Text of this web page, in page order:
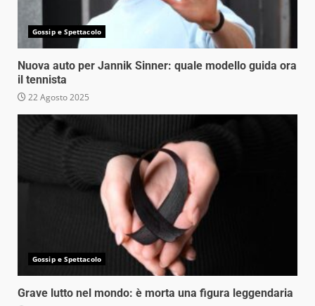
Gossip e Spettacolo
Nuova auto per Jannik Sinner: quale modello guida ora
il tennista
22 Agosto 2025
Gossip e Spettacolo
Grave lutto nel mondo: è morta una figura leggendaria